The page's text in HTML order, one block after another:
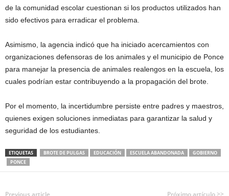
de la comunidad escolar cuestionan si los productos utilizados han
sido efectivos para erradicar el problema.
Asimismo, la agencia indicó que ha iniciado acercamientos con
organizaciones defensoras de los animales y el municipio de Ponce
para manejar la presencia de animales realengos en la escuela, los
cuales podrían estar contribuyendo a la propagación del brote.
Por el momento, la incertidumbre persiste entre padres y maestros,
quienes exigen soluciones inmediatas para garantizar la salud y
seguridad de los estudiantes.
ETIQUETAS BROTE DE PULGAS EDUCACIÓN ESCUELA ABANDONADA
GOBIERNO
PONCE
Previous article Próximo artículo >>